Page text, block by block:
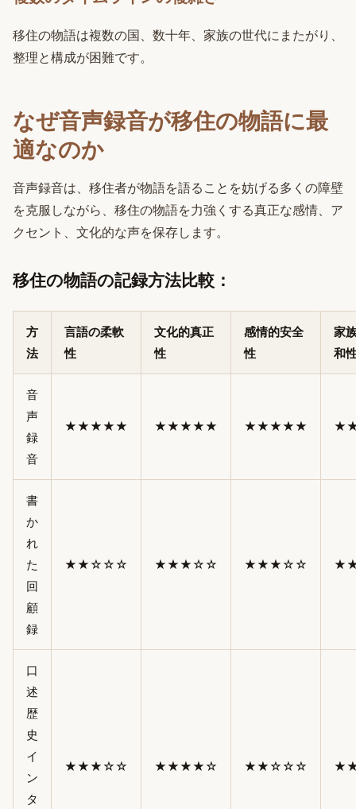
移住の物語は複数の国、数十年、家族の世代にまたがり、
整理と構成が困難です。
なぜ音声録音が移住の物語に最
適なのか
音声録音は、移住者が物語を語ることを妨げる多くの障壁
を克服しながら、移住の物語を力強くする真正な感情、ア
クセント、文化的な声を保存します。
移住の物語の記録方法比較：
方
法
言語の柔軟
性
文化的真正
性
感情的安全
性
家
和
音
声
録
音
★★★★★ ★★★★★ ★★★★★
書
か
れ
た
回
顧
録
★★☆☆☆ ★★★☆☆ ★★★☆☆
口
述
歴
史
イ
ン
タ
★★★☆☆ ★★★★☆ ★★☆☆☆